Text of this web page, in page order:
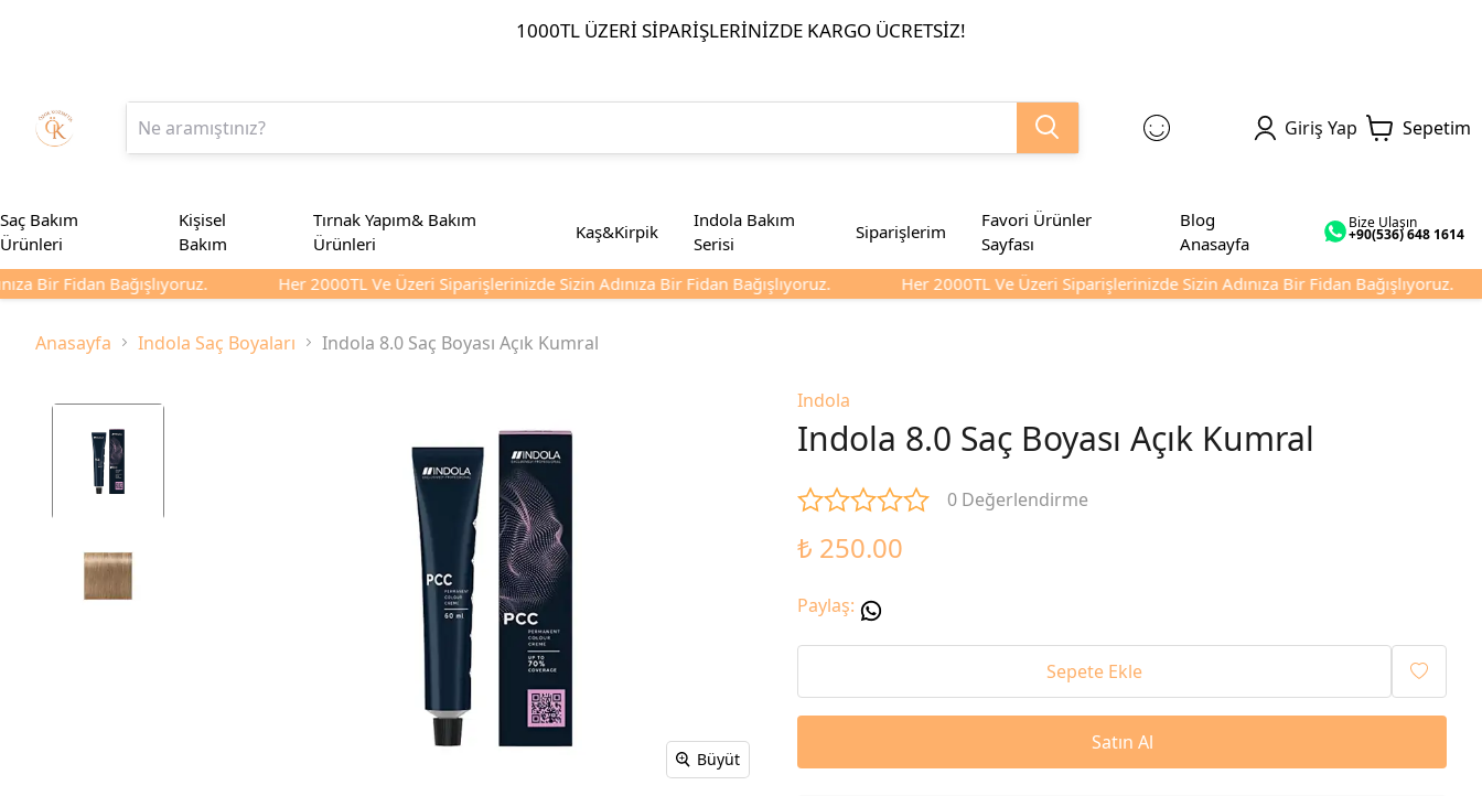
1000TL ÜZERI SIPARIŞLERINIZDE KARGO ÜCRETSIZ!
Giriş Yap Sepetim
Saç Bakım
Ürünleri
Kişisel
Bakım
Tırnak Yapım& Bakım
Ürünleri
Kaş&Kirpik
Indola Bakım
Serisi
Siparişlerim
Favori Ürünler
Sayfası
Blog
Anasayfa
Bize Ulaşın
+90(536) 648 1614
Bir Fidan Bağışlıyoruz. Her 2000TL Ve Üzeri Siparişlerinizde Sizin Adınıza Bir Fidan Bağışlıyoruz. Her 2000TL Ve Üzeri Siparişlerinizde Sizin Adınıza Bir Fidan Bağışlıyoruz.
Anasayfa Indola Saç Boyaları Indola 8.0 Saç Boyası Açık Kumral
Büyüt
Indola
Indola 8.0 Saç Boyası Açık Kumral
0 Değerlendirme
₺ 250.00
Paylaş:
Sepete Ekle
Satın Al